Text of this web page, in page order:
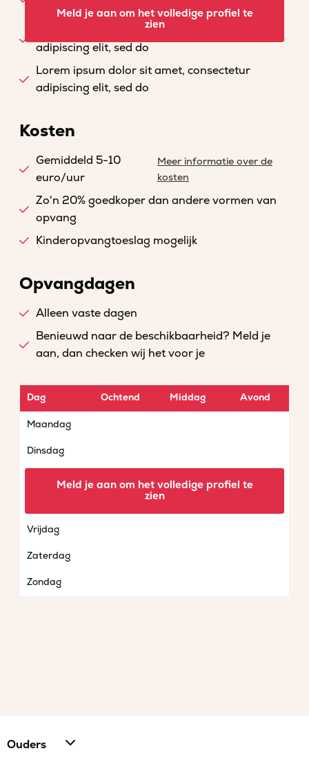
adipiscing elit, sed do
Lorem ipsum dolor sit amet, consectetur
adipiscing elit, sed do
Lorem ipsum dolor sit amet, consectetur
adipiscing elit, sed do
Meld je aan om het volledige profiel te
zien
Kosten
Gemiddeld 5-10
euro/uur
Meer informatie over de
kosten
Zo'n 20% goedkoper dan andere vormen van
opvang
Kinderopvangtoeslag mogelijk
Opvangdagen
Alleen vaste dagen
Benieuwd naar de beschikbaarheid? Meld je
aan, dan checken wij het voor je
Dag Ochtend Middag Avond
Maandag
Dinsdag
Vrijdag
Zaterdag
Zondag
Meld je aan om het volledige profiel te
zien
Ouders